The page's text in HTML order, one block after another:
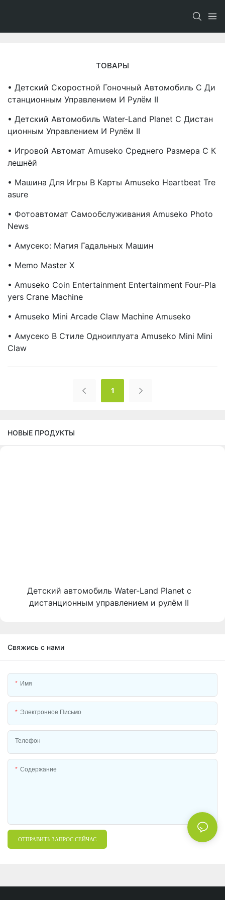
ТОВАРЫ
• Детский Скоростной Гоночный Автомобиль С Ди
Станционным Управлением И Рулём II
• Детский Автомобиль Water-Land Planet С Дистан
Ционным Управлением И Рулём II
• Игровой Автомат Amuseko Среднего Размера С К
Лешнёй
• Машина Для Игры В Карты Amuseko Heartbeat Tre
Asure
• Фотоавтомат Самообслуживания Amuseko Photo
News
• Амусеко: Магия Гадальных Машин
• Memo Master X
• Amuseko Coin Entertainment Entertainment Four-Pla
Yers Crane Machine
• Amuseko Mini Arcade Claw Machine Amuseko
• Амусеко В Стиле Одноиплуата Amuseko Mini Mini
Claw
1
НОВЫЕ ПРОДУКТЫ
Детский автомобиль Water-Land Planet с
дистанционным управлением и рулём II
Свяжись с нами
Имя
Электронное Письмо
Телефон
Содержание
ОТПРАВИТЬ ЗАПРОС СЕЙЧАС